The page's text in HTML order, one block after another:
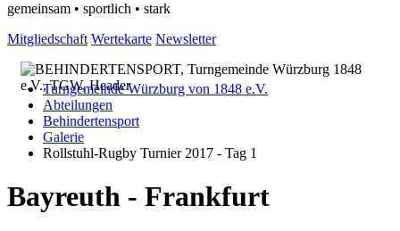
gemeinsam • sportlich • stark
Mitgliedschaft Wertekarte Newsletter
Turngemeinde Würzburg von 1848 e.V.
Abteilungen
Behindertensport
Galerie
Rollstuhl-Rugby Turnier 2017 - Tag 1
Bayreuth - Frankfurt